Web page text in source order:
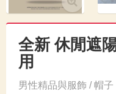
全新 休閒遮
用
男性精品與服飾 / 帽子